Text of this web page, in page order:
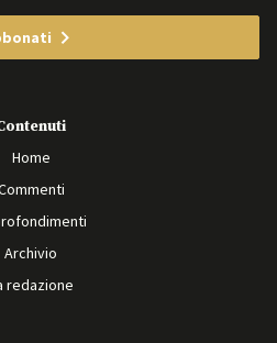
Home
Archivio
redazione